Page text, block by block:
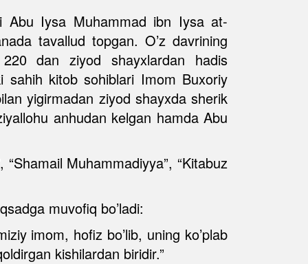
Abu Iysa Muhammad ibn Iysa at-
tavallud topgan. O’z davrining
dan ziyod shayxlardan hadis
sahih kitob sohiblari Imom Buxoriy
yigirmadan ziyod shayxda sherik
anhudan kelgan hamda Abu
“Shamail Muhammadiyya”, “Kitabuz
muvofiq bo’ladi:
imom, hofiz bo’lib, uning ko’plab
kishilardan biridir.”